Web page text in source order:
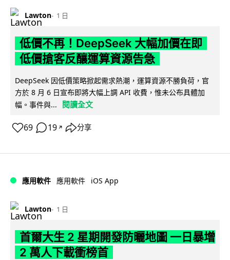
Lawton 1 日
低價不再！DeepSeek 大幅加價在即
低價搶客反釀運算資源告急
DeepSeek 因低價策略掀起需求熱潮，運算資源不勝負荷，官
方於 8 月 6 日宣布即將大幅上調 API 收費，惟未公布具體加
幅。事件與...
閱讀全文
69 19 ↗ 分享
應用軟件 應用軟件 iOS App
Lawton 1 日
首爾大生 2 星期開發防曬地圖 一日暴增
2 萬人下載衝榜首